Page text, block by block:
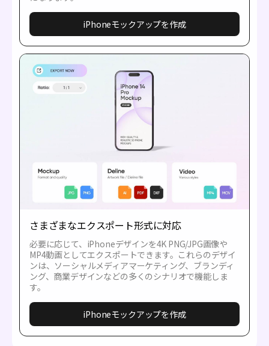
iPhoneモックアップを作成
さまざまなエクスポート形式に対応
必要に応じて、iPhoneデザインを4K PNG/JPG画像や
MP4動画としてエクスポートできます。これらのデザイ
ンは、ソーシャルメディアマーケティング、ブランディ
ング、商業デザインなどの多くのシナリオで機能しま
す。
iPhoneモックアップを作成